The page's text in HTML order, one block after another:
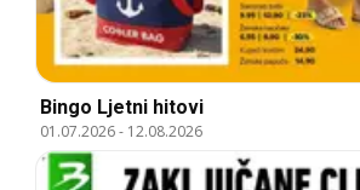
Bingo Ljetni hitovi
01.07.2026- 12.08.2026